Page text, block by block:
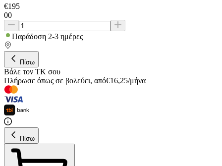
€195
00
Παράδοση 2-3 ημέρες
Πίσω
Βάλε τον ΤΚ σου
Πλήρωσε όπως σε βολεύει, από€16,25/μήνα
Πίσω